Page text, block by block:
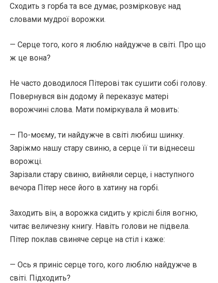
Сходить з горба та все думає, розмірковує над
словами мудрої ворожки.
— Серце того, кого я люблю найдужче в світі. Про що
ж це вона?
Не часто доводилося Пітерові так сушити собі голову.
Повернувся він додому й переказує матері
ворожчині слова. Мати поміркувала й мовить:
— По-моєму, ти найдужче в світі любиш шинку.
Заріжмо нашу стару свиню, а серце її ти віднесеш
ворожці.
Зарізали стару свиню, вийняли серце, і наступного
вечора Пітер несе його в хатину на горбі.
Заходить він, а ворожка сидить у кріслі біля вогню,
читає величезну книгу. Навіть голови не підвела.
Пітер поклав свиняче серце на стіл і каже:
— Ось я приніс серце того, кого люблю найдужче в
світі. Підходить?